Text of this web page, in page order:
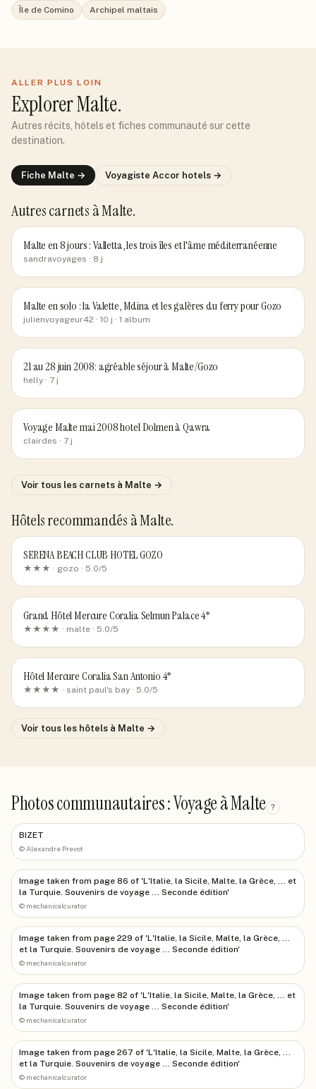
Île de Comino Archipel maltais
ALLER PLUS LOIN
ExplorerMalte.
Autres récits, hôtels et fiches communauté sur cette
destination.
Fiche Malte → Voyagiste Accor hotels →
Autres carnets à Malte.
Malte en 8 jours : Valletta, les trois îles et l'âme méditerranéenne
sandravoyages · 8 j
Malte en solo : la Valette, Mdina et les galères du ferry pour Gozo
julienvoyageur42 · 10 j · 1 album
21 au 28 juin 2008: agréable séjour à Malte/Gozo
helly · 7 j
Voyage Malte mai 2008 hotel Dolmen à Qawra
clairdes · 7 j
Voir tous les carnets à Malte →
Hôtels recommandés à Malte.
SERENA BEACH CLUB HOTEL GOZO
★★★ · gozo · 5.0/5
Grand Hôtel Mercure Coralia Selmun Palace 4*
★★★★ · malte · 5.0/5
Hôtel Mercure Coralia San Antonio 4*
★★★★ · saint paul's bay · 5.0/5
Voir tous les hôtels à Malte →
Photos communautaires : Voyage à Malte ?
BIZET
© Alexandre Prevot
Image taken from page 86 of 'L'Italie, la Sicile, Malte, la Grèce, ... et
la Turquie. Souvenirs de voyage ... Seconde édition'
© mechanicalcurator
Image taken from page 229 of 'L'Italie, la Sicile, Malte, la Grèce, ...
et la Turquie. Souvenirs de voyage ... Seconde édition'
© mechanicalcurator
Image taken from page 82 of 'L'Italie, la Sicile, Malte, la Grèce, ... et
la Turquie. Souvenirs de voyage ... Seconde édition'
© mechanicalcurator
Image taken from page 267 of 'L'Italie, la Sicile, Malte, la Grèce, ...
et la Turquie. Souvenirs de voyage ... Seconde édition'
© mechanicalcurator